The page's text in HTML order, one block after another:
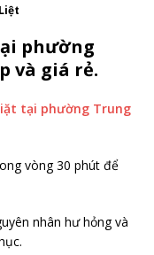
phường
và giá rẻ.
tại phường Trung
vòng 30 phút để
nhân hư hỏng và